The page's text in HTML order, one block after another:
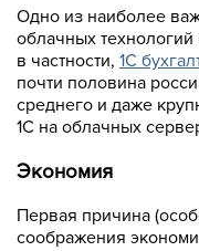
Одно из наиболее
облачных
в частности, 1С
почти половина
среднего и даже
1С на облачных
Экономия
Первая причина
соображения